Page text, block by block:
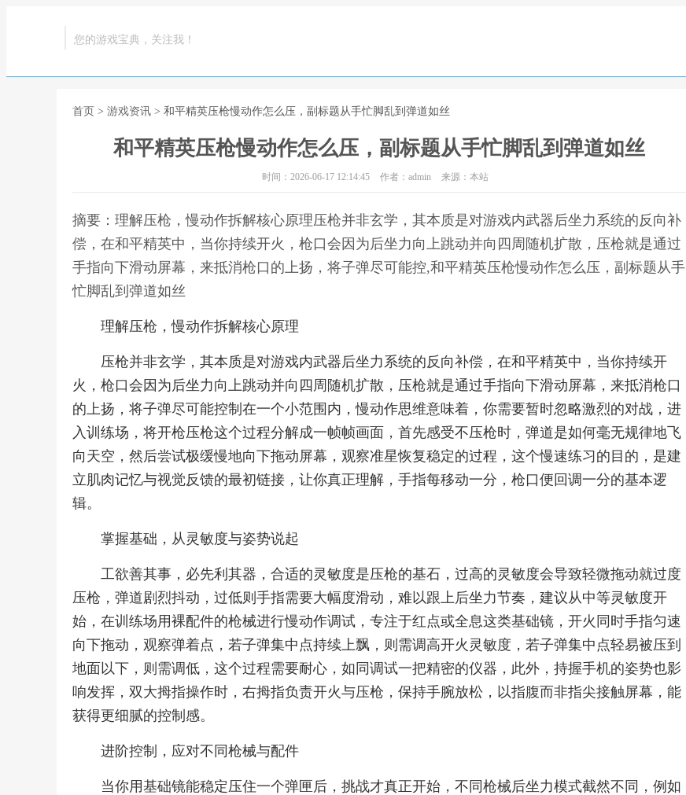
您的游戏宝典，关注我！
首页 > 游戏资讯 > 和平精英压枪慢动作怎么压，副标题从手忙脚乱到弹道如丝
和平精英压枪慢动作怎么压，副标题从手忙脚乱到弹道如丝
时间：2026-06-17 12:14:45 作者：admin 来源：本站
摘要：理解压枪，慢动作拆解核心原理压枪并非玄学，其本质是对游戏内武器后坐力系统的反向补
偿，在和平精英中，当你持续开火，枪口会因为后坐力向上跳动并向四周随机扩散，压枪就是通过
手指向下滑动屏幕，来抵消枪口的上扬，将子弹尽可能控,和平精英压枪慢动作怎么压，副标题从手
忙脚乱到弹道如丝
理解压枪，慢动作拆解核心原理
压枪并非玄学，其本质是对游戏内武器后坐力系统的反向补偿，在和平精英中，当你持续开
火，枪口会因为后坐力向上跳动并向四周随机扩散，压枪就是通过手指向下滑动屏幕，来抵消枪口
的上扬，将子弹尽可能控制在一个小范围内，慢动作思维意味着，你需要暂时忽略激烈的对战，进
入训练场，将开枪压枪这个过程分解成一帧帧画面，首先感受不压枪时，弹道是如何毫无规律地飞
向天空，然后尝试极缓慢地向下拖动屏幕，观察准星恢复稳定的过程，这个慢速练习的目的，是建
立肌肉记忆与视觉反馈的最初链接，让你真正理解，手指每移动一分，枪口便回调一分的基本逻
辑。
掌握基础，从灵敏度与姿势说起
工欲善其事，必先利其器，合适的灵敏度是压枪的基石，过高的灵敏度会导致轻微拖动就过度
压枪，弹道剧烈抖动，过低则手指需要大幅度滑动，难以跟上后坐力节奏，建议从中等灵敏度开
始，在训练场用裸配件的枪械进行慢动作调试，专注于红点或全息这类基础镜，开火同时手指匀速
向下拖动，观察弹着点，若子弹集中点持续上飘，则需调高开火灵敏度，若子弹集中点轻易被压到
地面以下，则需调低，这个过程需要耐心，如同调试一把精密的仪器，此外，持握手机的姿势也影
响发挥，双大拇指操作时，右拇指负责开火与压枪，保持手腕放松，以指腹而非指尖接触屏幕，能
获得更细腻的控制感。
进阶控制，应对不同枪械与配件
当你用基础镜能稳定压住一个弹匣后，挑战才真正开始，不同枪械后坐力模式截然不同，例如